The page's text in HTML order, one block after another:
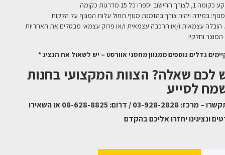
לצורך החישוב יספרו כל 15 מדרגות כקומה.
10. הובלה עצמאית ו/או הרכבה עצמאית ו/או פרוק עצמאי מבטלים את האחריות
וחלקיו
גדלים נוספים ממגוון מחסני אוורסט – יש לשאול את הנציג *
לכם שאלה? הצוות המקצועי בחנות
לסייע
התקשרו – מרכז: 03-928-2828 / דרום: 08-628-8825 או השאירו
ונציגינו יחזרו אליכם בהקדם